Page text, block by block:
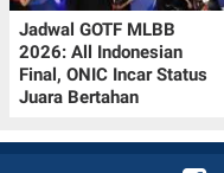
Jadwal GOTF MLBB
2026: All Indonesian
Final, ONIC Incar Status
Juara Bertahan